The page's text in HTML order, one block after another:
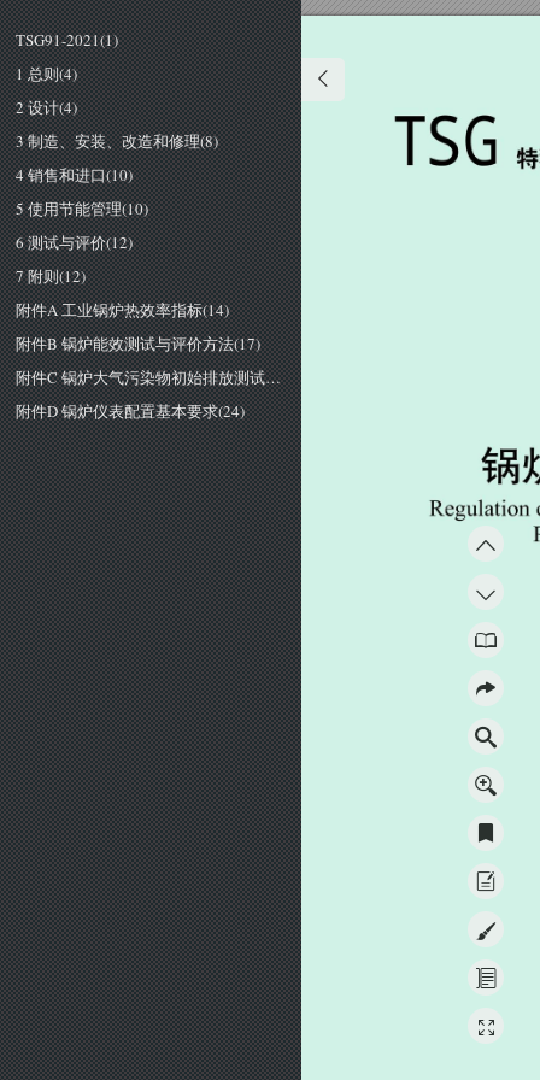
TSG91-2021(1)
1 总则(4)
2 设计(4)
3 制造、安装、改造和修理(8)
4 销售和进口(10)
5 使用节能管理(10)
6 测试与评价(12)
7 附则(12)
附件A 工业锅炉热效率指标(14)
附件B 锅炉能效测试与评价方法(17)
附件C 锅炉大气污染物初始排放测试方法(20)
附件D 锅炉仪表配置基本要求(24)
丁
ＳＧ
锅
Ｒｅｇｕｌ
ａ
ｔｉ
ｏｎ